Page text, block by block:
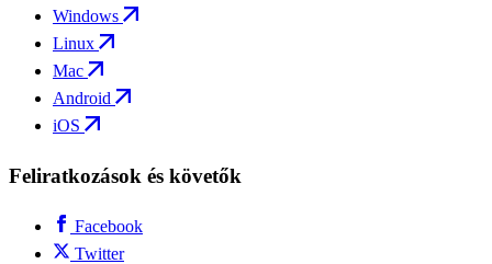
Windows
Linux
Mac
Android
iOS
Feliratkozások és követők
Facebook
Twitter